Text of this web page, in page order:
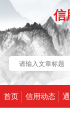
信
首页 信用动态